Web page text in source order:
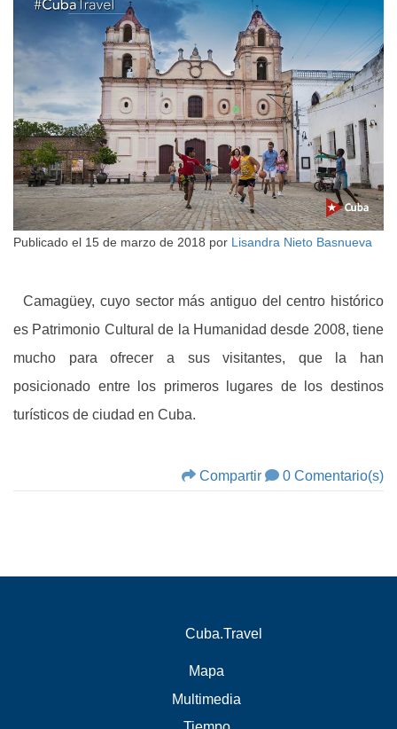
Publicado el 15 de marzo de 2018 por Lisandra Nieto Basnueva
Camagüey, cuyo sector más antiguo del centro histórico
es Patrimonio Cultural de la Humanidad desde 2008, tiene
mucho para ofrecer a sus visitantes, que la han
posicionado entre los primeros lugares de los destinos
turísticos de ciudad en Cuba.
Compartir 0 Comentario(s)
Cuba.Travel
Mapa
Multimedia